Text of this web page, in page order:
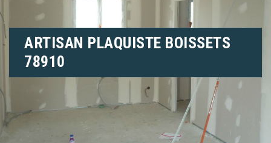
ARTISAN PLAQUISTE BOISSETS
78910